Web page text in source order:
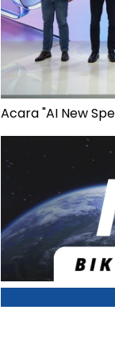
Acara "AI New